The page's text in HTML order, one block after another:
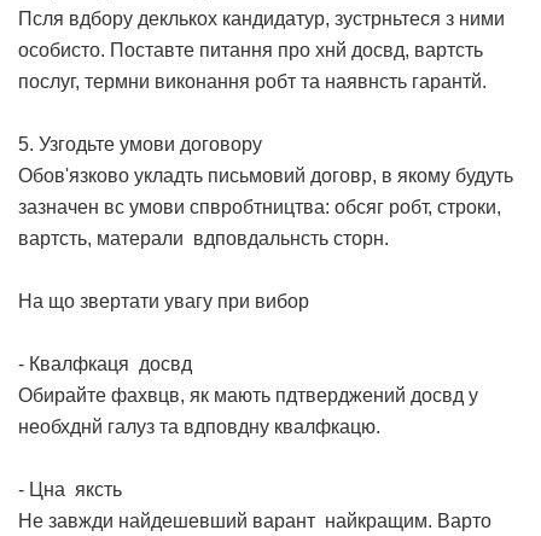
Псля вдбору деклькох кандидатур, зустрньтеся з ними
особисто. Поставте питання про хнй досвд, вартсть
послуг, термни виконання робт та наявнсть гарантй.
5. Узгодьте умови договору
Обов'язково укладть письмовий договр, в якому будуть
зазначен вс умови спвробтництва: обсяг робт, строки,
вартсть, матерали вдповдальнсть сторн.
На що звертати увагу при вибор
- Квалфкаця досвд
Обирайте фахвцв, як мають пдтверджений досвд у
необхднй галуз та вдповдну квалфкацю.
- Цна яксть
Не завжди найдешевший варант найкращим. Варто